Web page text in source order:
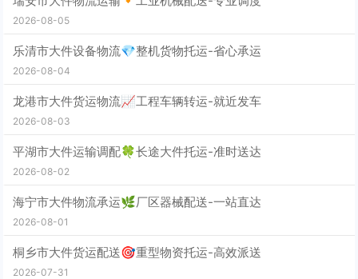
2026-08-05
乐清市大件设备物流💎整机货物托运-省心承运
2026-08-04
龙港市大件货运物流📈工程车辆转运-就近发车
2026-08-03
平湖市大件运输调配🍀长途大件托运-准时送达
2026-08-02
海宁市大件物流承运🌿厂区器械配送-一站直达
2026-08-01
桐乡市大件货运配送🎯重型物资托运-高效派送
2026-07-31